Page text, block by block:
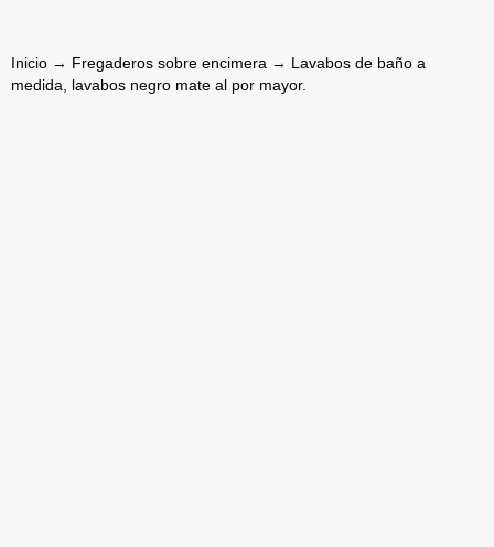
Inicio → Fregaderos sobre encimera → Lavabos de baño a
medida, lavabos negro mate al por mayor.